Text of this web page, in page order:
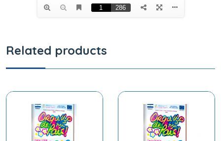
Related products